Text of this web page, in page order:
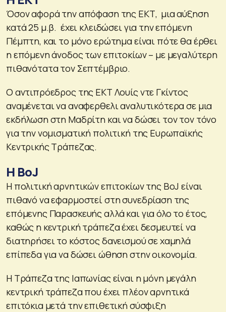
Όσον αφορά την απόφαση της ΕΚΤ, μια αύξηση
κατά 25 μ.β. έχει κλειδώσει για την επόμενη
Πέμπτη, και το μόνο ερώτημα είναι πότε θα έρθει
η επόμενη άνοδος των επιτοκίων – με μεγαλύτερη
πιθανότατα τον Σεπτέμβριο.
Ο αντιπρόεδρος της ΕΚΤ Λουίς ντε Γκίντος
αναμένεται να αναφερθελι αναλυτικότερα σε μια
εκδήλωση στη Μαδρίτη και να δώσει τον τον τόνο
για την νομισματική πολιτική της Ευρωπαϊκής
Κεντρικής Τράπεζας.
Η ΒοJ
Η πολιτική αρνητικών επιτοκίων της BoJ είναι
πιθανό να εφαρμοστεί στη συνεδρίαση της
επόμενης Παρασκευής αλλά και για όλο το έτος,
καθώς η κεντρική τράπεζα έχει δεσμευτεί να
διατηρήσει το κόστος δανεισμού σε χαμηλά
επίπεδα για να δώσει ώθηση στην οικονομία.
Η Τράπεζα της Ιαπωνίας είναι η μόνη μεγάλη
κεντρική τράπεζα που έχει πλέον αρνητικά
επιτόκια μετά την επιθετική σύσφιξη